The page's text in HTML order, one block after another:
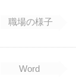
職場の様子
Word